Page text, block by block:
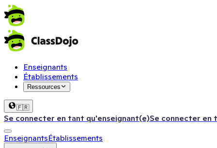
Enseignants
Établissements
Ressources
🇫🇷
Se connecter en tant qu'enseignant(e)Se connecter en
EnseignantsÉtablissements